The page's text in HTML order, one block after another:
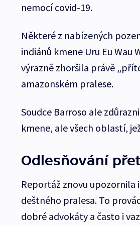
nemocí covid-19.
Některé z nabízených
indiánů kmene Uru Eu Wau
výrazně zhoršila právě
amazonském pralese.
Soudce Barroso ale
kmene, ale všech oblastí,
Odlesňování
Reportáž znovu upozornila
deštného pralesa. To
dobré advokáty a často i